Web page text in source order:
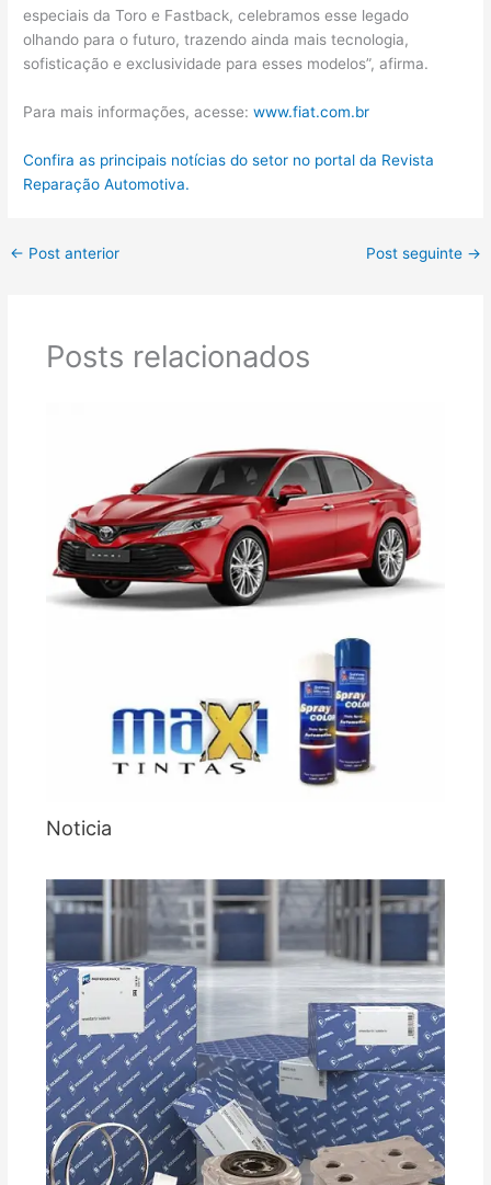
especiais da Toro e Fastback, celebramos esse legado
olhando para o futuro, trazendo ainda mais tecnologia,
sofisticação e exclusividade para esses modelos”, afirma.
Para mais informações, acesse:www.fiat.com.br
Confira as principais notícias do setor no portal da Revista
Reparação Automotiva.
← Post anterior Post seguinte →
Posts relacionados
Noticia